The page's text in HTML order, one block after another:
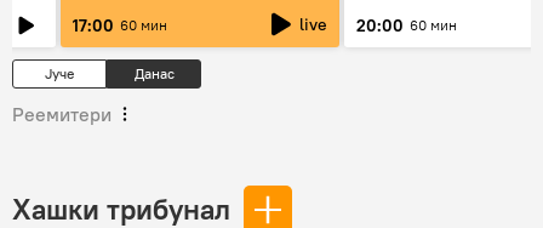
17:00 60 мин live
20:00 60 мин
Јуче Данас
Реемитери
Хашки трибунал